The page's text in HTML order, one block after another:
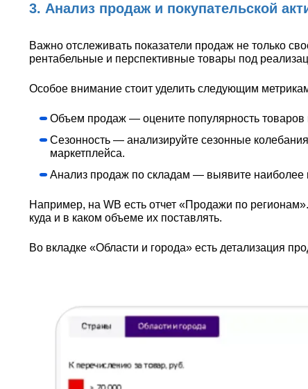
3. Анализ продаж и покупательской
Важно отслеживать показатели продаж не только
рентабельные и перспективные товары под
Особое внимание стоит уделить следующим
Объем продаж — оцените популярность товаров
Сезонность — анализируйте сезонные
маркетплейса.
Анализ продаж по складам — выявите наиболее
Например, на WB есть отчет «Продажи по
куда и в каком объеме их поставлять.
Во вкладке «Области и города» есть детализация